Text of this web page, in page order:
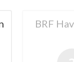
BRF